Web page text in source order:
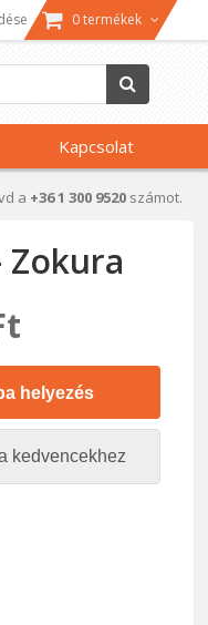
0 termékek
Kapcsolat
a +36 1 300 9520számot.
Zokura
helyezés
kedvencekhez